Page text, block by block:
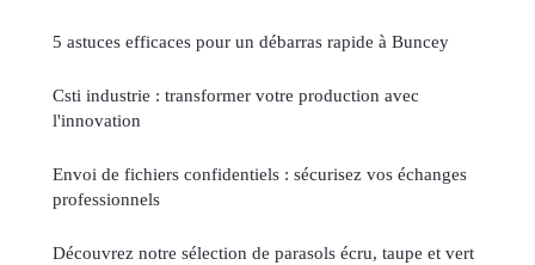
5 astuces efficaces pour un débarras rapide à Buncey
Csti industrie : transformer votre production avec
l'innovation
Envoi de fichiers confidentiels : sécurisez vos échanges
professionnels
Découvrez notre sélection de parasols écru, taupe et vert